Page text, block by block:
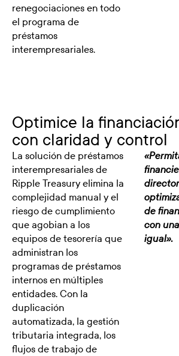
renegociaciones en todo
el programa de
préstamos
interempresariales.
Optimice la
con claridad y control
La solución de préstamos
interempresariales de
Ripple Treasury elimina la
complejidad manual y el
riesgo de cumplimiento
que agobian a los
equipos de tesorería que
administran los
programas de préstamos
internos en múltiples
entidades. Con la
duplicación
automatizada, la gestión
tributaria integrada, los
flujos de trabajo de
de
con
igual».